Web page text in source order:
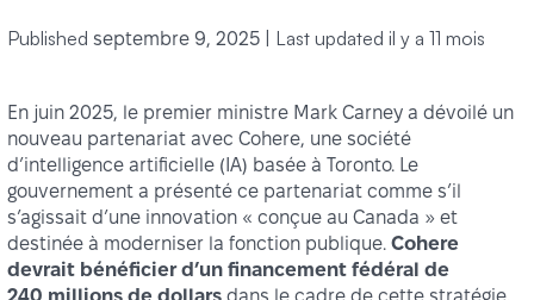
Published septembre 9, 2025 Last updated il y a 11 mois
En juin 2025, le premier ministre Mark Carney a dévoilé un
nouveau partenariat avec Cohere, une société
d’intelligence artificielle (IA) basée à Toronto. Le
gouvernement a présenté ce partenariat comme s’il
s’agissait d’une innovation « conçue au Canada » et
destinée à moderniser la fonction publique. Cohere
devrait bénéficier d’un financement fédéral de
240 millions de dollars dans le cadre de cette stratégie.